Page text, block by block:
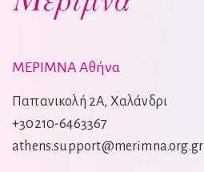
ΜΕΡΙΜΝΑ Αθήνα
Παπανικολή 2Α, Χαλάνδρι
+30210-6463367
athens.support@merimna.org.gr